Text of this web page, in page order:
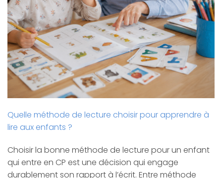
Quelle méthode de lecture choisir pour apprendre à
lire aux enfants ?
Choisir la bonne méthode de lecture pour un enfant
qui entre en CP est une décision qui engage
durablement son rapport à l’écrit. Entre méthode